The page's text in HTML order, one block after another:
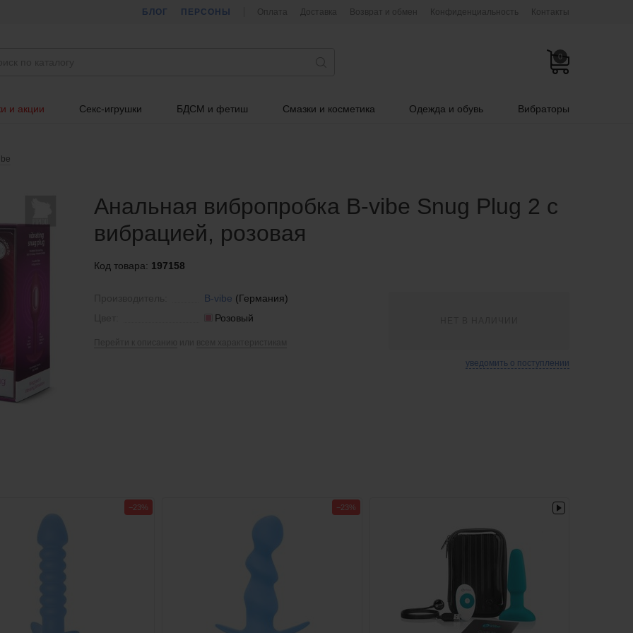
БЛОГ ПЕРСОНЫ Оплата Доставка Возврат и обмен Конфиденциальность Контакты
0
и акции Секс-игрушки БДСМ и фетиш Смазки и косметика Одежда и обувь Вибраторы
Анальная вибропробка B-vibe Snug Plug 2 с
вибрацией, розовая
Код товара: 197158
B-vibe (Германия)
Розовый
уведомить о поступлении
−23% −23%